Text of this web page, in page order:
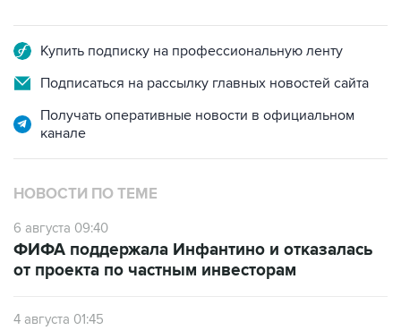
Купить подписку на профессиональную ленту
Подписаться на рассылку главных новостей сайта
Получать оперативные новости в официальном
канале
НОВОСТИ ПО ТЕМЕ
6 августа 09:40
ФИФА поддержала Инфантино и отказалась
от проекта по частным инвесторам
4 августа 01:45